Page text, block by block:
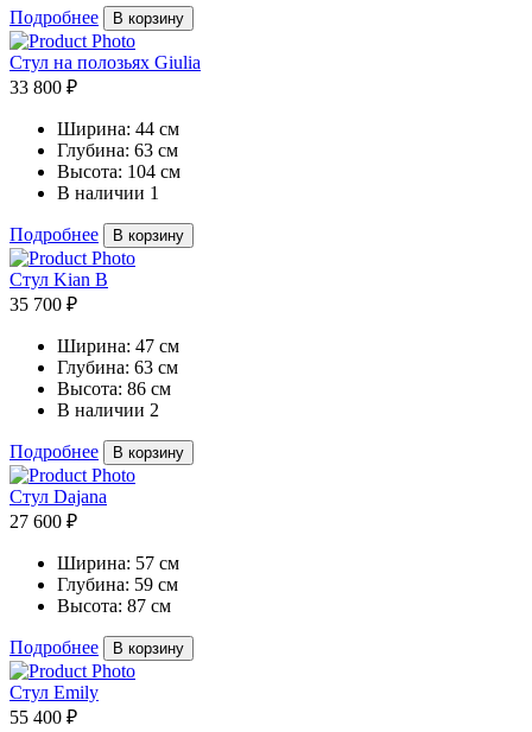
Подробнее В корзину
Стул на полозьях Giulia
33 800 ₽
Ширина: 44 см
Глубина: 63 см
Высота: 104 см
В наличии 1
Подробнее В корзину
Стул Kian B
35 700 ₽
Ширина: 47 см
Глубина: 63 см
Высота: 86 см
В наличии 2
Подробнее В корзину
Стул Dajana
27 600 ₽
Ширина: 57 см
Глубина: 59 см
Высота: 87 см
Подробнее В корзину
Стул Emily
55 400 ₽